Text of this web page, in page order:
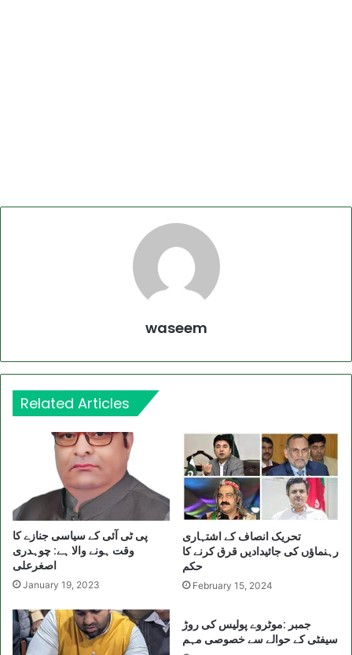
waseem
Related Articles
پی ٹی آئی کے سیاسی جنازے کا
وقت ہونے والا ہے: چوہدری
اصغرعلی
January 19, 2023
تحریک انصاف کے اشتہاری
رہنماؤں کی جائیدادیں قرق کرنے کا
حکم
February 15, 2024
جمبر :موٹروے پولیس کی روڑ
سیفٹی کے حوالے سے خصوصی مہم